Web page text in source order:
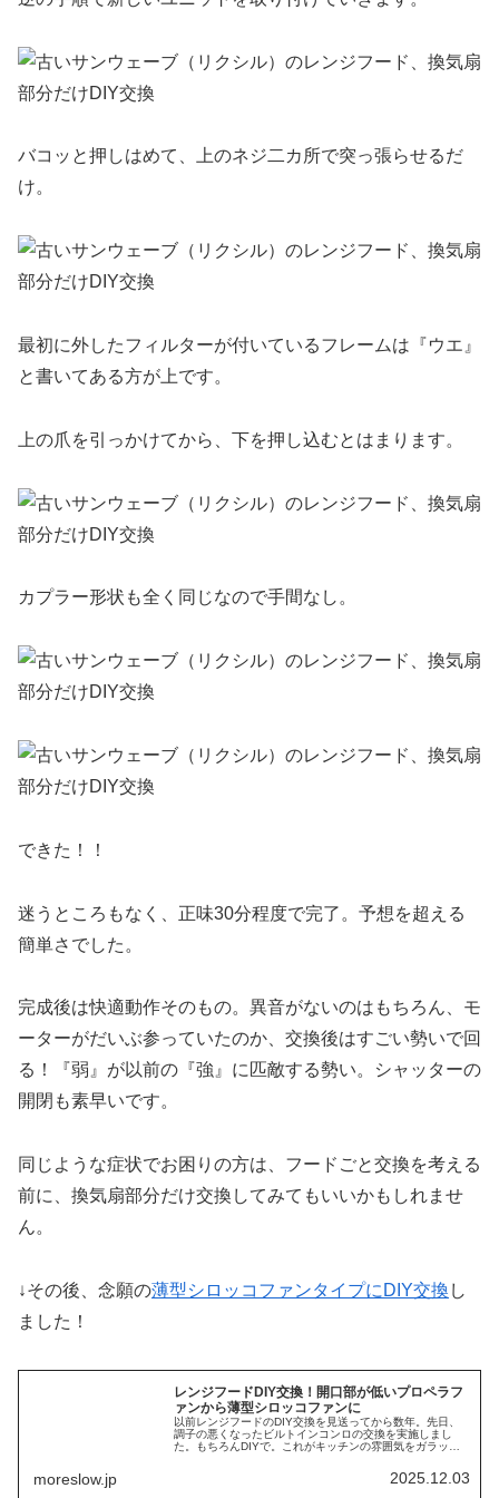
バコッと押しはめて、上のネジ二カ所で突っ張らせるだ
け。
最初に外したフィルターが付いているフレームは『ウエ』
と書いてある方が上です。
上の爪を引っかけてから、下を押し込むとはまります。
カプラー形状も全く同じなので手間なし。
できた！！
迷うところもなく、正味30分程度で完了。予想を超える
簡単さでした。
完成後は快適動作そのもの。異音がないのはもちろん、モ
ーターがだいぶ参っていたのか、交換後はすごい勢いで回
る！『弱』が以前の『強』に匹敵する勢い。シャッターの
開閉も素早いです。
同じような症状でお困りの方は、フードごと交換を考える
前に、換気扇部分だけ交換してみてもいいかもしれませ
ん。
↓その後、念願の薄型シロッコファンタイプにDIY交換 し
ました！
レンジフードDIY交換！開口部が低いプロペラフ
ァンから薄型シロッコファンに
以前レンジフードのDIY交換を見送ってから数年。先日、
調子の悪くなったビルトインコンロの交換を実施しまし
た。もちろんDIYで。これがキッチンの雰囲気をガラッと
moreslow.jp 2025.12.03